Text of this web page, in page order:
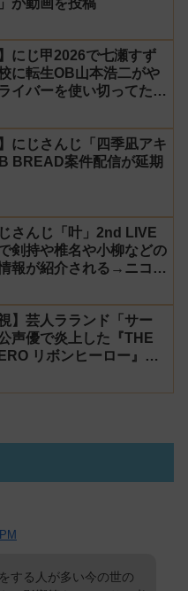
にじ甲2026で七瀬すず
に転生OB山本浩二がや
イバーを使い切ってたの
が可能に
にじさんじ「四季凪アキ
BREAD案件配信が延期
さんじ「叶」2nd LIVE
剣持や椎名や小柳などの
報が紹介される→ニコニ
】芸人ラランド「サー
声優で炎上した『THE
リボンヒーロー』に
びでび・でびる」が出
する人が多い今の世の